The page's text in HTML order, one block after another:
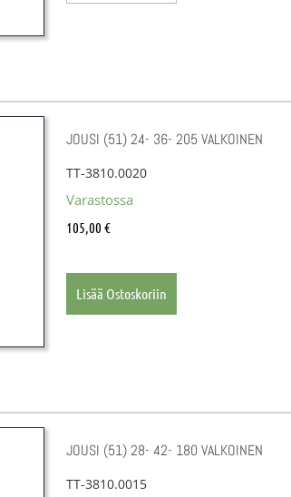
JOUSI (51) 24- 36- 205 VALKOINEN
TT-3810.0020
Varastossa
105,00 €
Lisää Ostoskoriin
JOUSI (51) 28- 42- 180 VALKOINEN
TT-3810.0015